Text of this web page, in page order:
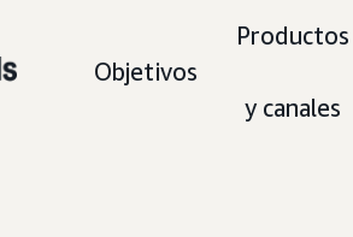
Objetivos
Productos
y canales